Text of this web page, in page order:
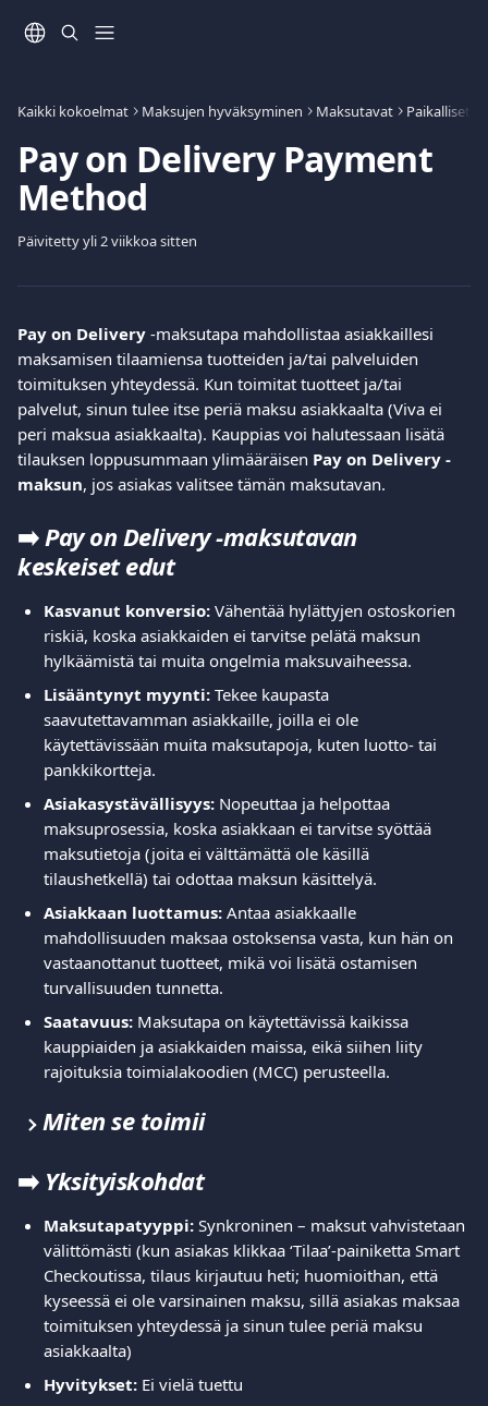
Kaikki kokoelmat Maksujen hyväksyminen Maksutavat Paikalliset/
Pay on Delivery Payment
Method
Päivitetty yli 2 viikkoa sitten
Pay on Delivery -maksutapa mahdollistaa asiakkaillesi
maksamisen tilaamiensa tuotteiden ja/tai palveluiden
toimituksen yhteydessä. Kun toimitat tuotteet ja/tai
palvelut, sinun tulee itse periä maksu asiakkaalta (Viva ei
peri maksua asiakkaalta). Kauppias voi halutessaan lisätä
tilauksen loppusummaan ylimääräisen Pay on Delivery -
maksun, jos asiakas valitsee tämän maksutavan.
➡️ Pay on Delivery -maksutavan
keskeiset edut
Kasvanut konversio: Vähentää hylättyjen ostoskorien
riskiä, koska asiakkaiden ei tarvitse pelätä maksun
hylkäämistä tai muita ongelmia maksuvaiheessa.
Lisääntynyt myynti: Tekee kaupasta
saavutettavamman asiakkaille, joilla ei ole
käytettävissään muita maksutapoja, kuten luotto- tai
pankkikortteja.
Asiakasystävällisyys: Nopeuttaa ja helpottaa
maksuprosessia, koska asiakkaan ei tarvitse syöttää
maksutietoja (joita ei välttämättä ole käsillä
tilaushetkellä) tai odottaa maksun käsittelyä.
Asiakkaan luottamus: Antaa asiakkaalle
mahdollisuuden maksaa ostoksensa vasta, kun hän on
vastaanottanut tuotteet, mikä voi lisätä ostamisen
turvallisuuden tunnetta.
Saatavuus: Maksutapa on käytettävissä kaikissa
kauppiaiden ja asiakkaiden maissa, eikä siihen liity
rajoituksia toimialakoodien (MCC) perusteella.
Miten se toimii
➡️ Yksityiskohdat
Maksutapatyyppi: Synkroninen – maksut vahvistetaan
välittömästi (kun asiakas klikkaa ‘Tilaa’-painiketta Smart
Checkoutissa, tilaus kirjautuu heti; huomioithan, että
kyseessä ei ole varsinainen maksu, sillä asiakas maksaa
toimituksen yhteydessä ja sinun tulee periä maksu
asiakkaalta)
Hyvitykset: Ei vielä tuettu